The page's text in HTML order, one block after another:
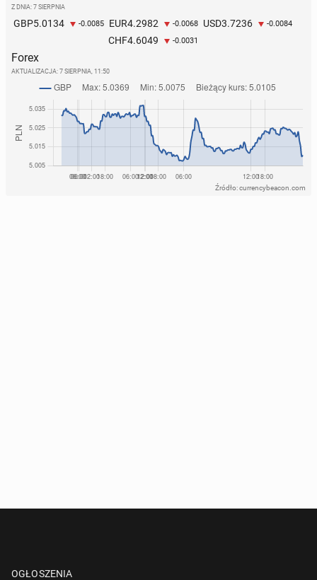
Z DNIA: 7 SIERPNIA
GBP5.0134 -0.0085 EUR4.2982 -0.0068 USD3.7236 -0.0084
CHF4.6049 -0.0031
Forex
AKTUALIZACJA: 7 SIERPNIA, 11:50
Źródło: currencybeacon.com
OGŁOSZENIA